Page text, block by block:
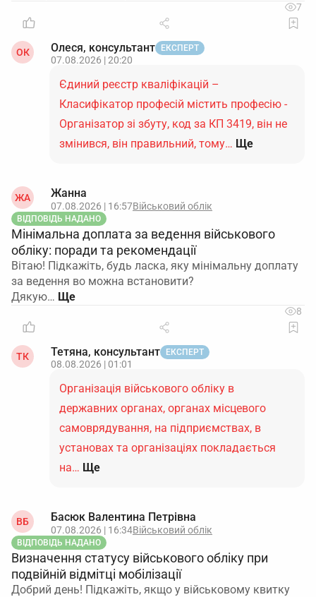
7
ОК Олеся, консультант ЕКСПЕРТ
07.08.2026 | 20:20
Єдиний реєстр кваліфікацій –
Класифікатор професій містить професію -
Організатор зі збуту, код за КП 3419, він не
змінився, він правильний, тому… Ще
ЖА Жанна
07.08.2026 | 16:57Військовий облік
ВІДПОВІДЬ НАДАНО
Мінімальна доплата за ведення військового
обліку: поради та рекомендації
Вітаю! Підкажіть, будь ласка, яку мінімальну доплату
за ведення во можна встановити?
Дякую…
8
ТК Тетяна, консультант ЕКСПЕРТ
08.08.2026 | 01:01
Організація військового обліку в
державних органах, органах місцевого
самоврядування, на підприємствах, в
установах та організаціях покладається
на… Ще
ВБ Басюк Валентина Петрівна
07.08.2026 | 16:34Військовий облік
ВІДПОВІДЬ НАДАНО
Визначення статусу військового обліку при
подвійній відмітці мобілізації
Добрий день! Підкажіть, якщо у військовому квитку